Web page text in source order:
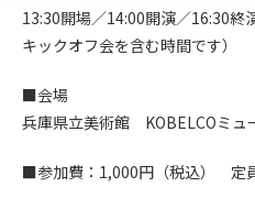
13:30開場／14:00開演／16:30終
キックオフ会を含む時間です）
■会場
兵庫県立美術館 KOBELCOミュ
■参加費：1,000円（税込） 定